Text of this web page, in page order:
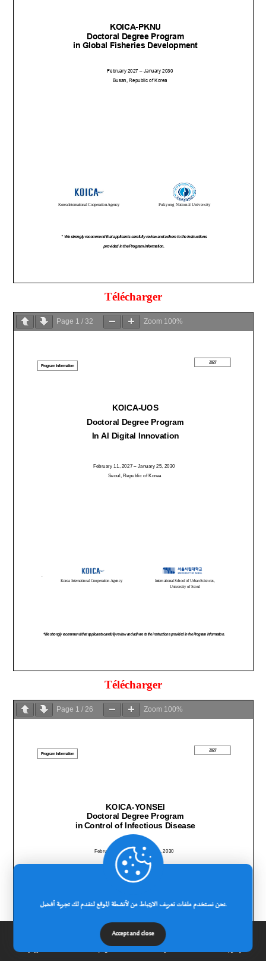
Télécharger
Page 1 /32 Zoom 100%
Télécharger
Page 1 / 26 Zoom 100%
الرئيسية عن الجامعة مدونة إتصل بنا
نحن نستخدم ملفات تعريف الارتباط من لأنشطة الموقع لنقدم لك تجربة أفضل.
Accept and close